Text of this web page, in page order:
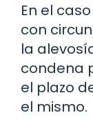
En el
con
la
condena
el plazo
el mismo.